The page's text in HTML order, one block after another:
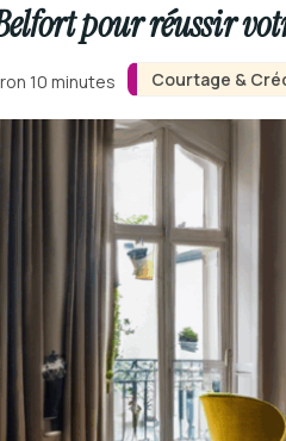
Courtage &
pour réussir
10 minutes